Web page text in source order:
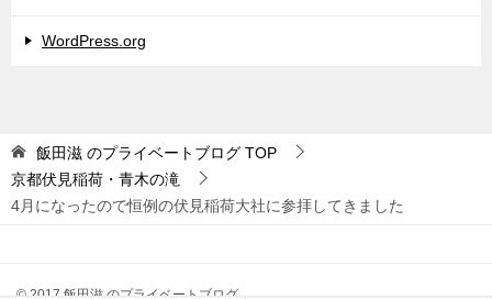
WordPress.org
飯田滋 のプライベートブログ TOP
京都伏見稲荷・青木の滝
4月になったので恒例の伏見稲荷大社に参拝してきました
© 2017 飯田滋 のプライベートブログ